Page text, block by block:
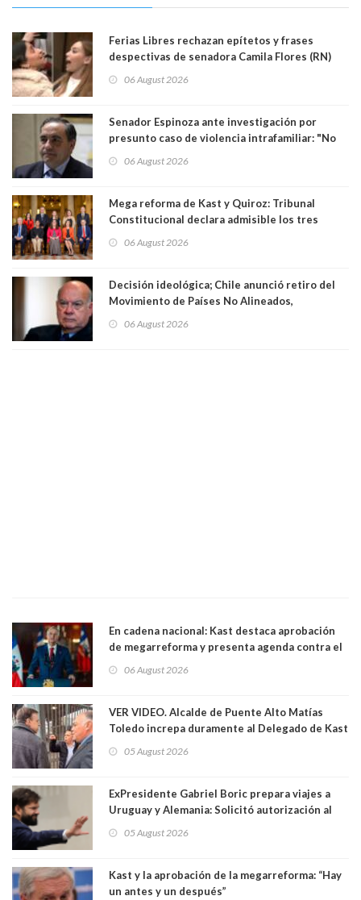
Ferias Libres rechazan epítetos y frases
despectivas de senadora Camila Flores (RN)
06 August 2026
Senador Espinoza ante investigación por
presunto caso de violencia intrafamiliar: "No
antecedentes a Tribunal Supremo
06 August 2026
Mega reforma de Kast y Quiroz: Tribunal
Constitucional declara admisible los tres
06 August 2026
Decisión ideológica; Chile anunció retiro del
Movimiento de Países No Alineados,
1971. Excanciller Insulza lamentó decisión
06 August 2026
En cadena nacional: Kast destaca aprobación
de megarreforma y presenta agenda contra el
06 August 2026
VER VIDEO. Alcalde de Puente Alto Matías
Toledo increpa duramente al Delegado de Kast
delegado nuevamente arrancando"
05 August 2026
ExPresidente Gabriel Boric prepara viajes a
Uruguay y Alemania: Solicitó autorización al
05 August 2026
Kast y la aprobación de la megarreforma: “Hay
un antes y un después”